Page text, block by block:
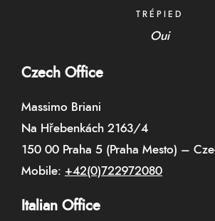
TRÉPIED
Oui
Czech Office
Massimo Briani
Na Hřebenkách 2163/4
150 00 Praha 5 (Praha Mesto) –
Mobile: +42(0)722972080
Italian Office